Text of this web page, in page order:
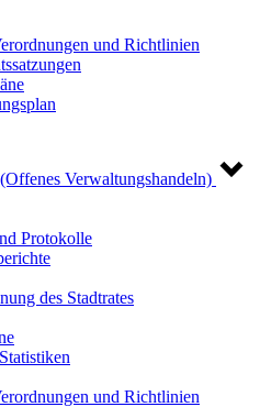
und Richtlinien
Verwaltungshandeln)
Protokolle
des Stadtrates
und Richtlinien